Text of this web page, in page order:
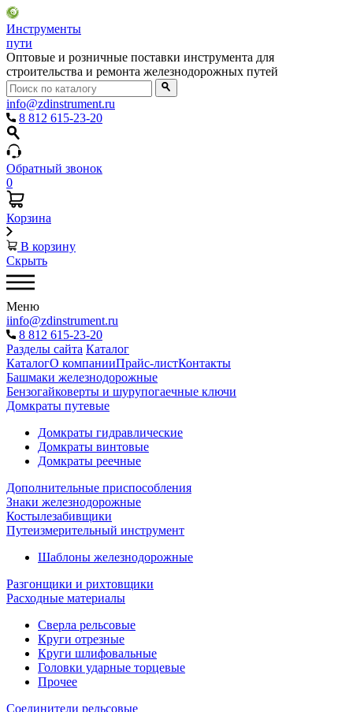
Инструменты
пути
Оптовые и розничные поставки инструмента для
строительства и ремонта железнодорожных путей
info@zdinstrument.ru
8 812 615-23-20
Обратный звонок
0
Корзина
В корзину
Скрыть
Меню
iinfo@zdinstrument.ru
8 812 615-23-20
Разделы сайта Каталог
КаталогО компанииПрайс-листКонтакты
Башмаки железнодорожные
Бензогайковерты и шурупогаечные ключи
Домкраты путевые
Домкраты гидравлические
Домкраты винтовые
Домкраты реечные
Дополнительные приспособления
Знаки железнодорожные
Костылезабивщики
Путеизмерительный инструмент
Шаблоны железнодорожные
Разгонщики и рихтовщики
Расходные материалы
Сверла рельсовые
Круги отрезные
Круги шлифовальные
Головки ударные торцевые
Прочее
Соединители рельсовые